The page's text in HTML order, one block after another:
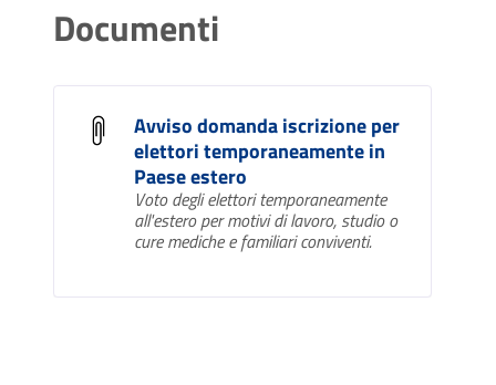
Documenti
Avviso domanda iscrizione per
elettori temporaneamente in
Paese estero
Voto degli elettori temporaneamente
all'estero per motivi di lavoro, studio o
cure mediche e familiari conviventi.